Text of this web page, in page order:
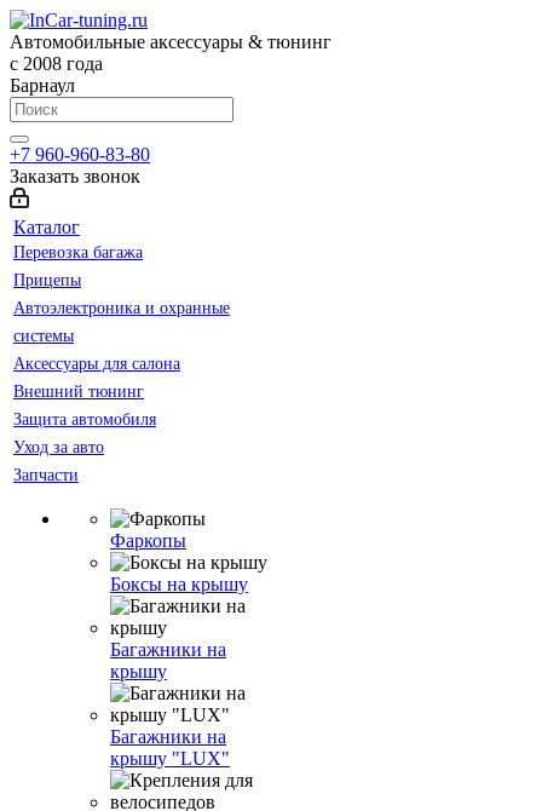
Автомобильные аксессуары & тюнинг
с 2008 года
Барнаул
+7 960-960-83-80
Заказать звонок
Каталог
Перевозка багажа
Прицепы
Автоэлектроника и охранные
системы
Аксессуары для салона
Внешний тюнинг
Защита автомобиля
Уход за авто
Запчасти
Фаркопы
Боксы на крышу
Багажники на
крышу
Багажники на
крышу "LUX"